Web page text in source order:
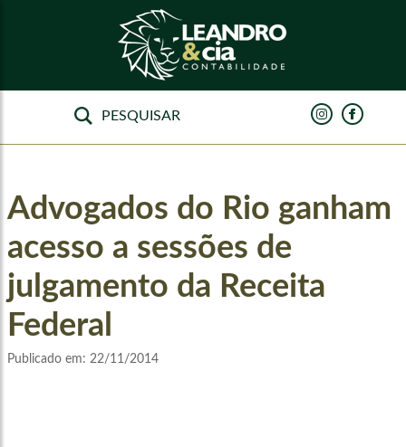
Advogados do Rio ganham
acesso a sessões de
julgamento da Receita
Federal
Publicado em: 22/11/2014